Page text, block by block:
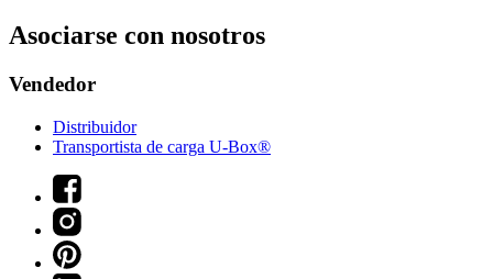
Asociarse con nosotros
Vendedor
Distribuidor
Transportista de carga U-Box®